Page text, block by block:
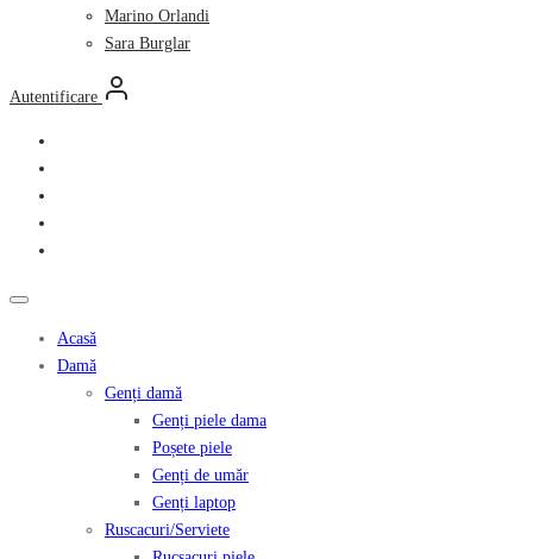
Marino Orlandi
Sara Burglar
Autentificare
Acasă
Damă
Genți damă
Genți piele dama
Poșete piele
Genți de umăr
Genți laptop
Ruscacuri/Serviete